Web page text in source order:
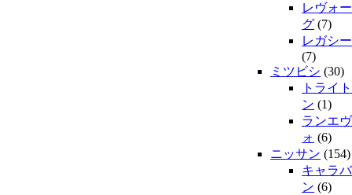
レヴォー
グ (7)
レガシー
(7)
ミツビシ (30)
トライト
ン (1)
ランエヴ
ォ (6)
ニッサン (154)
キャラバ
ン (6)